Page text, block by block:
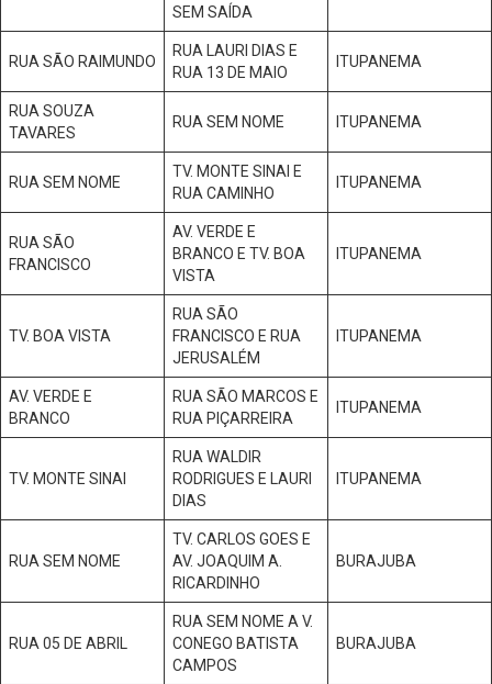
SEM SAÍDA
RUA SÃO RAIMUNDO
RUA LAURI DIAS E
RUA 13 DE MAIO
ITUPANEMA
RUA SOUZA
TAVARES
RUA SEM NOME ITUPANEMA
RUA SEM NOME
TV. MONTE SINAI E
RUA CAMINHO
ITUPANEMA
RUA SÃO
FRANCISCO
AV. VERDE E
BRANCO E TV. BOA
VISTA
ITUPANEMA
TV. BOA VISTA
RUA SÃO
FRANCISCO E RUA
JERUSALÉM
ITUPANEMA
AV. VERDE E
BRANCO
RUA SÃO MARCOS E
RUA PIÇARREIRA
ITUPANEMA
TV. MONTE SINAI
RUA WALDIR
RODRIGUES E LAURI
DIAS
ITUPANEMA
RUA SEM NOME
TV. CARLOS GOES E
AV. JOAQUIM A.
RICARDINHO
BURAJUBA
RUA 05 DE ABRIL
RUA SEM NOME A V.
CONEGO BATISTA
CAMPOS
BURAJUBA